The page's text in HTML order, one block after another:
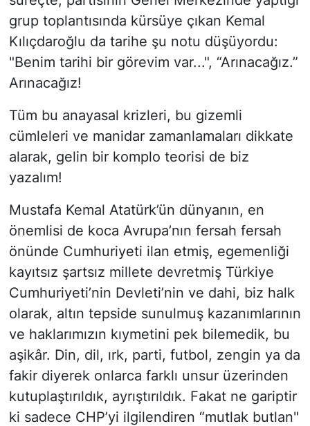
grup toplantısında kürsüye çıkan Kemal
Kılıçdaroğlu da tarihe şu notu düşüyordu:
"Benim tarihi bir görevim var...", “Arınacağız.”
Arınacağız!
​Tüm bu anayasal krizleri, bu gizemli
cümleleri ve manidar zamanlamaları dikkate
alarak, gelin bir komplo teorisi de biz
yazalım!
​Mustafa Kemal Atatürk’ün dünyanın, en
önemlisi de koca Avrupa’nın fersah fersah
önünde Cumhuriyeti ilan etmiş, egemenliği
kayıtsız şartsız millete devretmiş Türkiye
Cumhuriyeti’nin Devleti’nin ve dahi, biz halk
olarak, altın tepside sunulmuş kazanımlarının
ve haklarımızın kıymetini pek bilemedik, bu
aşikâr. Din, dil, ırk, parti, futbol, zengin ya da
fakir diyerek onlarca farklı unsur üzerinden
kutuplaştırıldık, ayrıştırıldık. Fakat ne gariptir
ki sadece CHP’yi ilgilendiren “mutlak butlan"